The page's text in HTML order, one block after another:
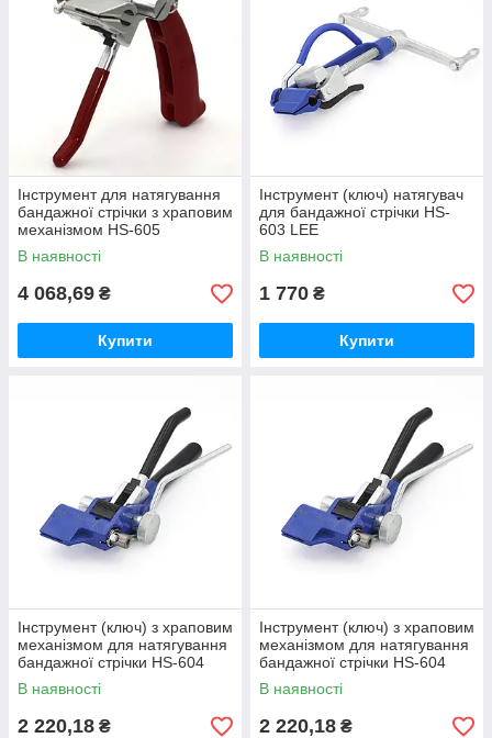
Інструмент для натягування
бандажної стрічки з храповим
механізмом HS-605
В наявності
4 068,69 ₴
Купити
Інструмент (ключ) натягувач
для бандажної стрічки HS-
603 LEE
В наявності
1 770 ₴
Купити
Інструмент (ключ) з храповим
механізмом для натягування
бандажної стрічки HS-604
LEE
В наявності
2 220,18 ₴
Інструмент (ключ) з храповим
механізмом для натягування
бандажної стрічки HS-604
LEE
В наявності
2 220,18 ₴